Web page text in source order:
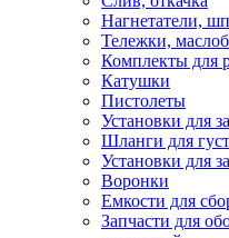
Нагнетатели,
Тележки,
Комплекты для
Катушки
Пистолеты
Установки для
Шланги для
Установки для
Воронки
Емкости для
Запчасти для